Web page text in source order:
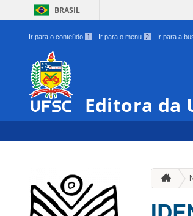
BRASIL
Ir para o conteúdo 1 Ir para o menu 2 Ir para a
Editora da